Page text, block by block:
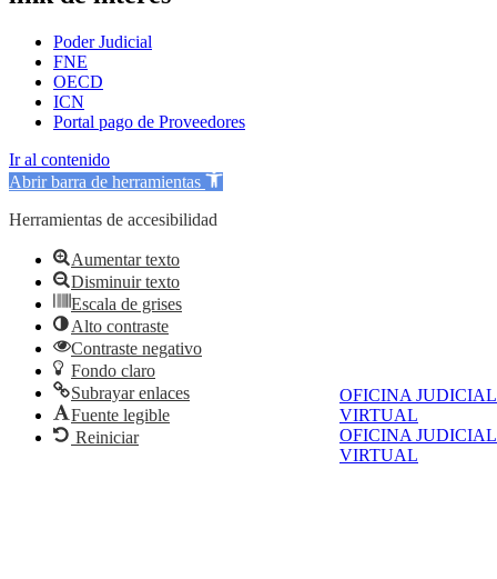
OFICINA JUDICIAL
VIRTUAL
OFICINA JUDICIAL
VIRTUAL
Poder Judicial
FNE
OECD
ICN
Portal pago de Proveedores
Ir al contenido
Abrir barra de herramientas
Herramientas de accesibilidad
Aumentar texto
Disminuir texto
Escala de grises
Alto contraste
Contraste negativo
Fondo claro
Subrayar enlaces
Fuente legible
Reiniciar